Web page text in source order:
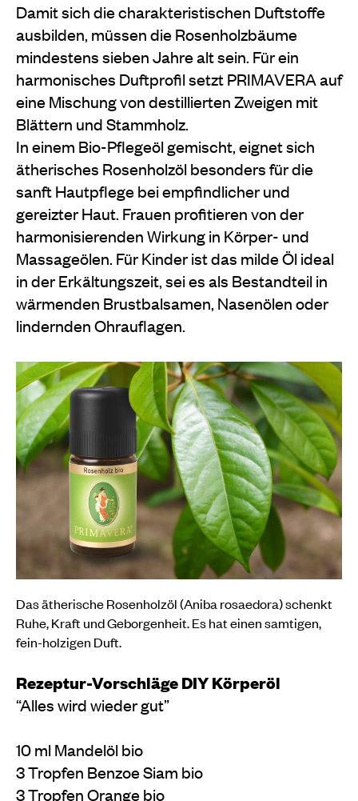
Damit sich die charakteristischen Duftstoffe
ausbilden, müssen die Rosenholzbäume
mindestens sieben Jahre alt sein. Für ein
harmonisches Duftprofil setzt PRIMAVERA auf
eine Mischung von destillierten Zweigen mit
Blättern und Stammholz.
In einem Bio-Pflegeöl gemischt, eignet sich
ätherisches Rosenholzöl besonders für die
sanft Hautpflege bei empfindlicher und
gereizter Haut. Frauen profitieren von der
harmonisierenden Wirkung in Körper- und
Massageölen. Für Kinder ist das milde Öl ideal
in der Erkältungszeit, sei es als Bestandteil in
wärmenden Brustbalsamen, Nasenölen oder
lindernden Ohrauflagen.
Das ätherische Rosenholzöl (Aniba rosaedora) schenkt
Ruhe, Kraft und Geborgenheit. Es hat einen samtigen,
fein-holzigen Duft.
Rezeptur-Vorschläge DIY Körperöl
“Alles wird wieder gut”
10 ml Mandelöl bio
3 Tropfen Benzoe Siam bio
3 Tropfen Orange bio